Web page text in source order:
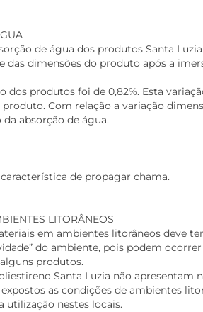
de água dos produtos Santa
das dimensões do produto após a
dos produtos foi de 0,82%. Esta
Com relação a variação
absorção de água.
de propagar chama.
LITORÂNEOS
em ambientes litorâneos deve
do ambiente, pois podem
produtos.
Santa Luzia não apresentam
as condições de ambientes
utilização nestes locais.